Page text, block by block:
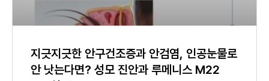
지긋지긋한 안구건조증과 안검염, 인공눈물로
안 낫는다면? 성모 진안과 루메니스 M22